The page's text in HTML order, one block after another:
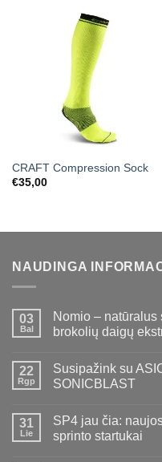
CRAFT Compression Sock
€35,00
NAUDINGA
03
Bal
Nomio –
brokolių daigų
22
Rgp
Susipažink su
SONICBLAST
31
Lie
SP4 jau čia:
sprinto startukai